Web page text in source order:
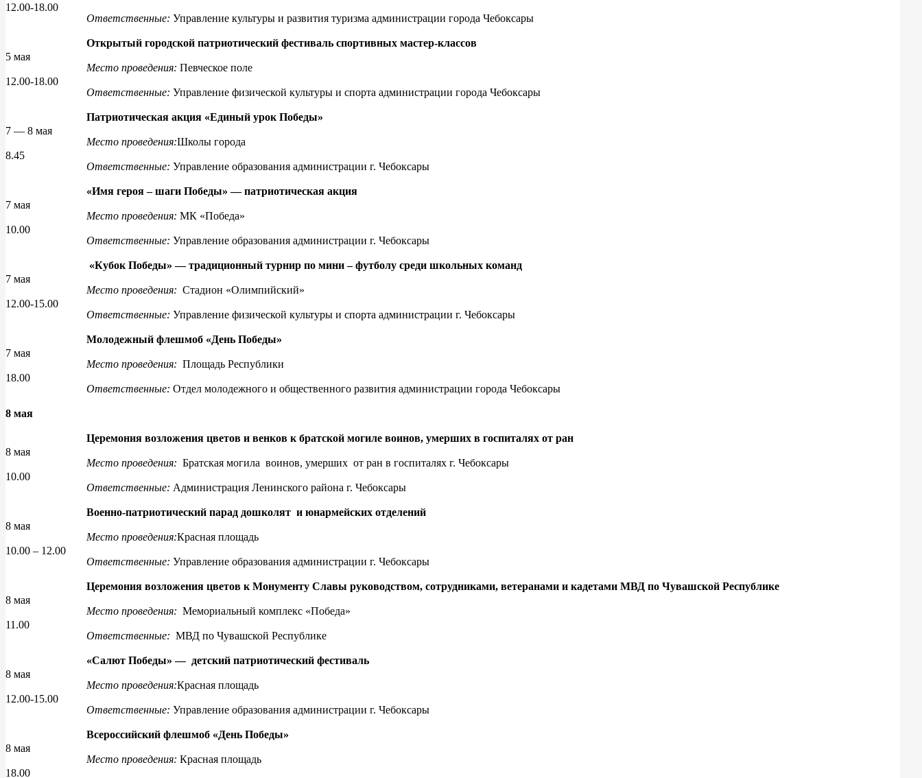
12.00-18.00
Ответственные: Управление культуры и развития туризма администрации города Чебоксары
5 мая
12.00-18.00
Открытый городской патриотический фестиваль спортивных мастер-классов
Место проведения: Певческое поле
Ответственные: Управление физической культуры и спорта администрации города Чебоксары
7 — 8 мая
8.45
Патриотическая акция «Единый урок Победы»
Место проведения:Школы города
Ответственные: Управление образования администрации г. Чебоксары
7 мая
10.00
«Имя героя – шаги Победы» — патриотическая акция
Место проведения: МК «Победа»
Ответственные: Управление образования администрации г. Чебоксары
7 мая
12.00-15.00
«Кубок Победы» — традиционный турнир по мини – футболу среди школьных команд
Место проведения: Стадион «Олимпийский»
Ответственные: Управление физической культуры и спорта администрации г. Чебоксары
7 мая
18.00
Молодежный флешмоб «День Победы»
Место проведения: Площадь Республики
Ответственные: Отдел молодежного и общественного развития администрации города Чебоксары
8 мая
8 мая
10.00
Церемония возложения цветов и венков к братской могиле воинов, умерших в госпиталях от ран
Место проведения: Братская могила воинов, умерших от ран в госпиталях г. Чебоксары
Ответственные: Администрация Ленинского района г. Чебоксары
8 мая
10.00 – 12.00
Военно-патриотический парад дошколят и юнармейских отделений
Место проведения:Красная площадь
Ответственные: Управление образования администрации г. Чебоксары
8 мая
11.00
Церемония возложения цветов к Монументу Славы руководством, сотрудниками, ветеранами и кадетами МВД по Чувашской Республике
Место проведения: Мемориальный комплекс «Победа»
Ответственные: МВД по Чувашской Республике
8 мая
12.00-15.00
«Салют Победы» — детский патриотический фестиваль
Место проведения:Красная площадь
Ответственные: Управление образования администрации г. Чебоксары
8 мая
18.00
Всероссийский флешмоб «День Победы»
Место проведения: Красная площадь